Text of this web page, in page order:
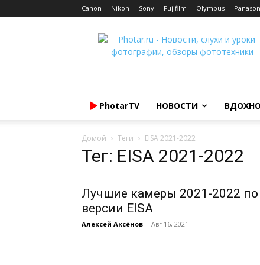
Canon Nikon Sony Fujifilm Olympus
Photar.ru
PhotarTV НОВОСТИ
Домой Теги EISA 2021-2022
Тег: EISA 2021-2022
Лучшие камеры 2021-2022 по
версии EISA
Алексей Аксёнов - Авг 16, 2021